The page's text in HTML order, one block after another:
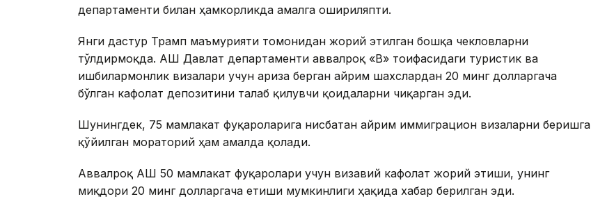
департаменти билан ҳамкорликда амалга ошириляпти.
Янги дастур Трамп маъмурияти томонидан жорий этилган бошқа чекловларни
тўлдирмоқда. АҚШ Давлат департаменти аввалроқ «B» тоифасидаги туристик ва
ишбилармонлик визалари учун ариза берган айрим шахслардан 20 минг долларгача
бўлган кафолат депозитини талаб қилувчи қоидаларни чиқарган эди.
Шунингдек, 75 мамлакат фуқароларига нисбатан айрим иммиграцион визаларни беришга
қўйилган мораторий ҳам амалда қолади.
Аввалроқ АҚШ 50 мамлакат фуқаролари учун визавий кафолат жорий этиши, унинг
миқдори 20 минг долларгача етиши мумкинлиги ҳақида хабар берилган эди.